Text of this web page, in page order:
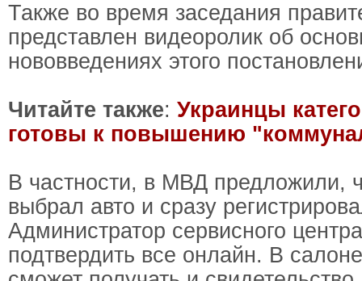
Также во время заседания
представлен видеоролик об
нововведениях этого
Читайте также: Украинцы
готовы к повышению
В частности, в МВД предложили,
выбрал авто и сразу
Администратор сервисного
подтвердить все онлайн. В